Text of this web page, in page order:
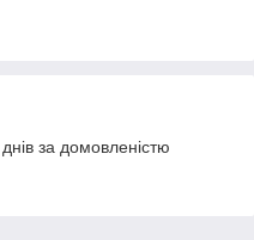
за домовленістю